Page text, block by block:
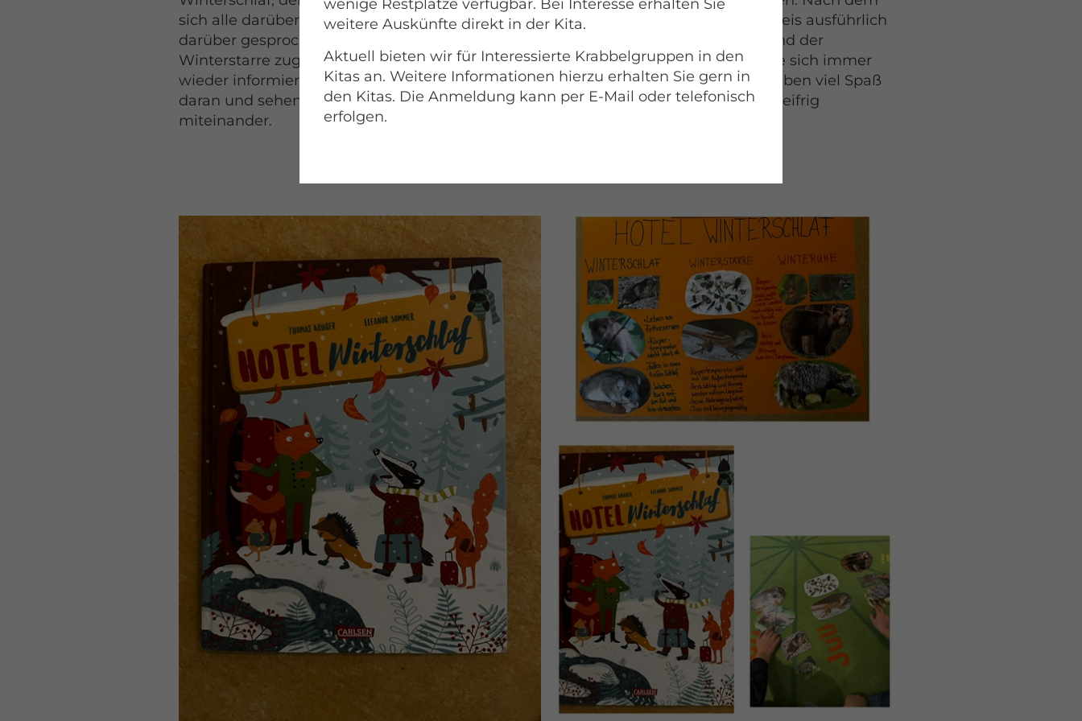
sich alle darüber Gedanken gemacht haben, wurde am nächsten Tag im Morgenkreis ausführlich
darüber gesprochen und einige Tiere wurden dem Winterschlaf, der Winterruhe und der
Winterstarre zugeordnet. Auf einem Plakat wurde das alles festgehalten, damit alle sich immer
wieder informieren können, oder noch Tiere ergänzt werden können. Die Kinder haben viel Spaß
daran und sehen sich das Plakat immer wieder gern an und unterhalten sich ganz eifrig
miteinander.
wenige Restplätze verfügbar. Bei Interesse erhalten Sie
weitere Auskünfte direkt in der Kita.
Aktuell bieten wir für Interessierte Krabbelgruppen in den
Kitas an. Weitere Informationen hierzu erhalten Sie gern in
den Kitas. Die Anmeldung kann per E-Mail oder telefonisch
erfolgen.